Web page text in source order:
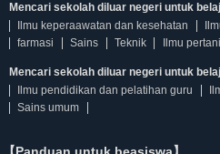
Mencari sekolah diluar negeri untuk
Ilmu keperaawatan dan kesehatan
farmasi
Sains Teknik Ilmu
Mencari sekolah diluar negeri untuk
Ilmu pendidikan dan pelatihan guru
Sains umum